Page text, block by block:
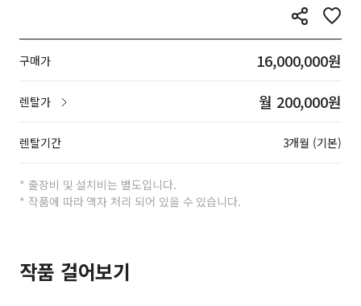
구매가 16,000,000원
렌탈가 월 200,000원
렌탈기간 3개월 (기본)
* 출장비 및 설치비는 별도입니다.
* 작품에 따라 액자 처리 되어 있을 수 있습니다.
작품 걸어보기